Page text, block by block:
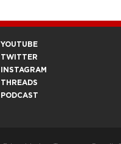
YOUTUBE
TWITTER
INSTAGRAM
THREADS
PODCAST